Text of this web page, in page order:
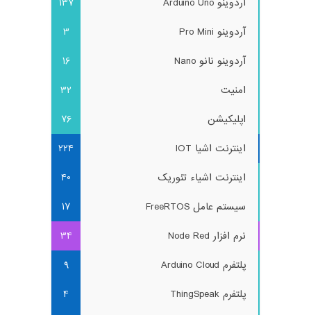
آردوینو Arduino Uno
137
آردوینو Pro Mini
3
آردوینو نانو Nano
16
امنیت
32
اپلیکیشن
76
اینترنت اشیا IOT
224
اینترنت اشیاء تئوریک
40
سیستم عامل FreeRTOS
17
نرم افزار Node Red
34
پلتفرم Arduino Cloud
9
پلتفرم ThingSpeak
4